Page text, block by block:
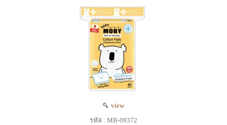
view
รหัส : MB-09372